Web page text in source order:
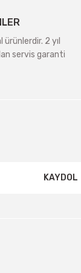
2 yıl
servis garanti
KAYDOL